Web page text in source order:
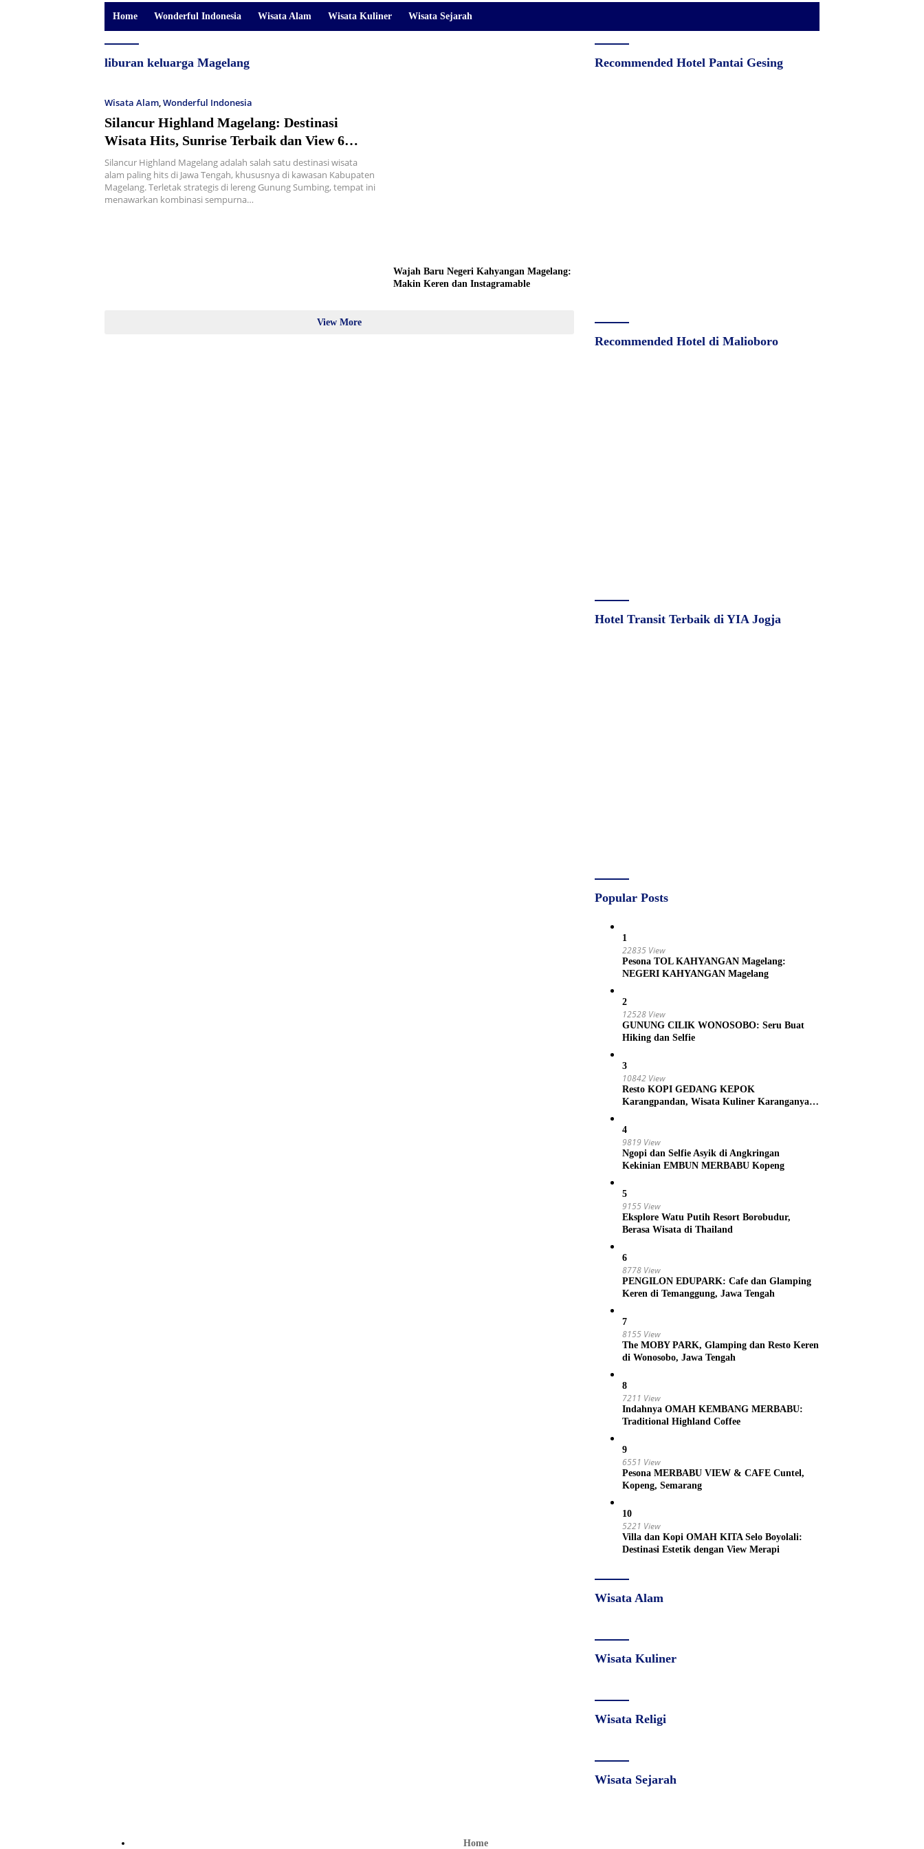
Home Wonderful Indonesia Wisata Alam Wisata Kuliner Wisata Sejarah
liburan keluarga Magelang
Wisata Alam,Wonderful Indonesia
Silancur Highland Magelang: Destinasi
Wisata Hits, Sunrise Terbaik dan View 6
Gunung
Silancur Highland Magelang adalah salah satu destinasi wisata
alam paling hits di Jawa Tengah, khususnya di kawasan Kabupaten
Magelang. Terletak strategis di lereng Gunung Sumbing, tempat ini
menawarkan kombinasi sempurna…
Wajah Baru Negeri Kahyangan Magelang:
Makin Keren dan Instagramable
View More
Recommended Hotel Pantai Gesing
Recommended Hotel di Malioboro
Hotel Transit Terbaik di YIA Jogja
Popular Posts
1
22835 View
Pesona TOL KAHYANGAN Magelang:
NEGERI KAHYANGAN Magelang
2
12528 View
GUNUNG CILIK WONOSOBO: Seru Buat
Hiking dan Selfie
3
10842 View
Resto KOPI GEDANG KEPOK
Karangpandan, Wisata Kuliner Karanganyar,
4
9819 View
Ngopi dan Selfie Asyik di Angkringan
Kekinian EMBUN MERBABU Kopeng
5
9155 View
Eksplore Watu Putih Resort Borobudur,
Berasa Wisata di Thailand
6
8778 View
PENGILON EDUPARK: Cafe dan Glamping
Keren di Temanggung, Jawa Tengah
7
8155 View
The MOBY PARK, Glamping dan Resto Keren
di Wonosobo, Jawa Tengah
8
7211 View
Indahnya OMAH KEMBANG MERBABU:
Traditional Highland Coffee
9
6551 View
Pesona MERBABU VIEW & CAFE Cuntel,
Kopeng, Semarang
10
5221 View
Villa dan Kopi OMAH KITA Selo Boyolali:
Destinasi Estetik dengan View Merapi
Wisata Alam
Wisata Kuliner
Wisata Religi
Wisata Sejarah
Home